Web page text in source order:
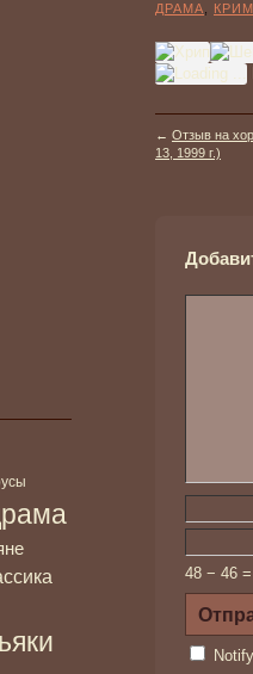
ДРАМА
← Отзыв на
13, 1999 г.)
48 − 46 =